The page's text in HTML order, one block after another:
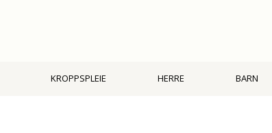
KROPPSPLEIE HERRE BARN